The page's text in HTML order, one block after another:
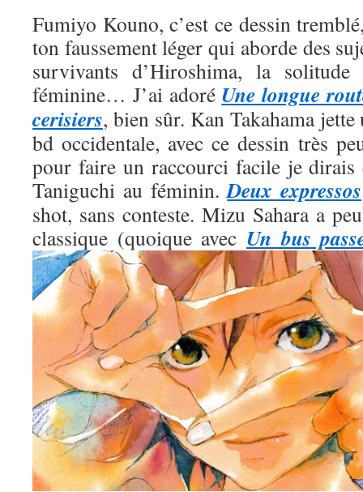
Fumiyo Kouno, c’est ce dessin
ton faussement léger qui aborde des
survivants d’Hiroshima, la
féminine… J’ai adoré Une longue
cerisiers, bien sûr. Kan Takahama
bd occidentale, avec ce dessin très
pour faire un raccourci facile je dirais
Taniguchi au féminin.Deux expressos
shot, sans conteste. Mizu Sahara a
classique (quoique avec Un bus